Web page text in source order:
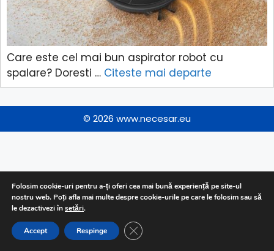
Care este cel mai bun aspirator robot cu
spalare? Doresti … Citeste mai departe
© 2026 www.necesar.eu
Folosim cookie-uri pentru a-ți oferi cea mai bună experiență pe site-ul
nostru web. Poți afla mai multe despre cookie-urile pe care le folosim sau să
le dezactivezi însetări.
Accept Respinge CLOSE GDPR COOKIE BANNER